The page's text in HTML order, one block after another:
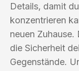
Details, damit
konzentrieren
neuen
die Sicherheit
Gegenstände.